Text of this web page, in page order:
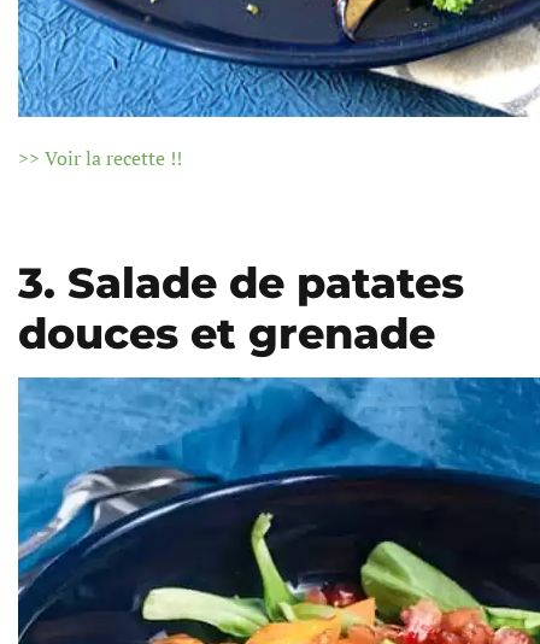
>> Voir la recette !!
3. Salade de patates
douces et grenade